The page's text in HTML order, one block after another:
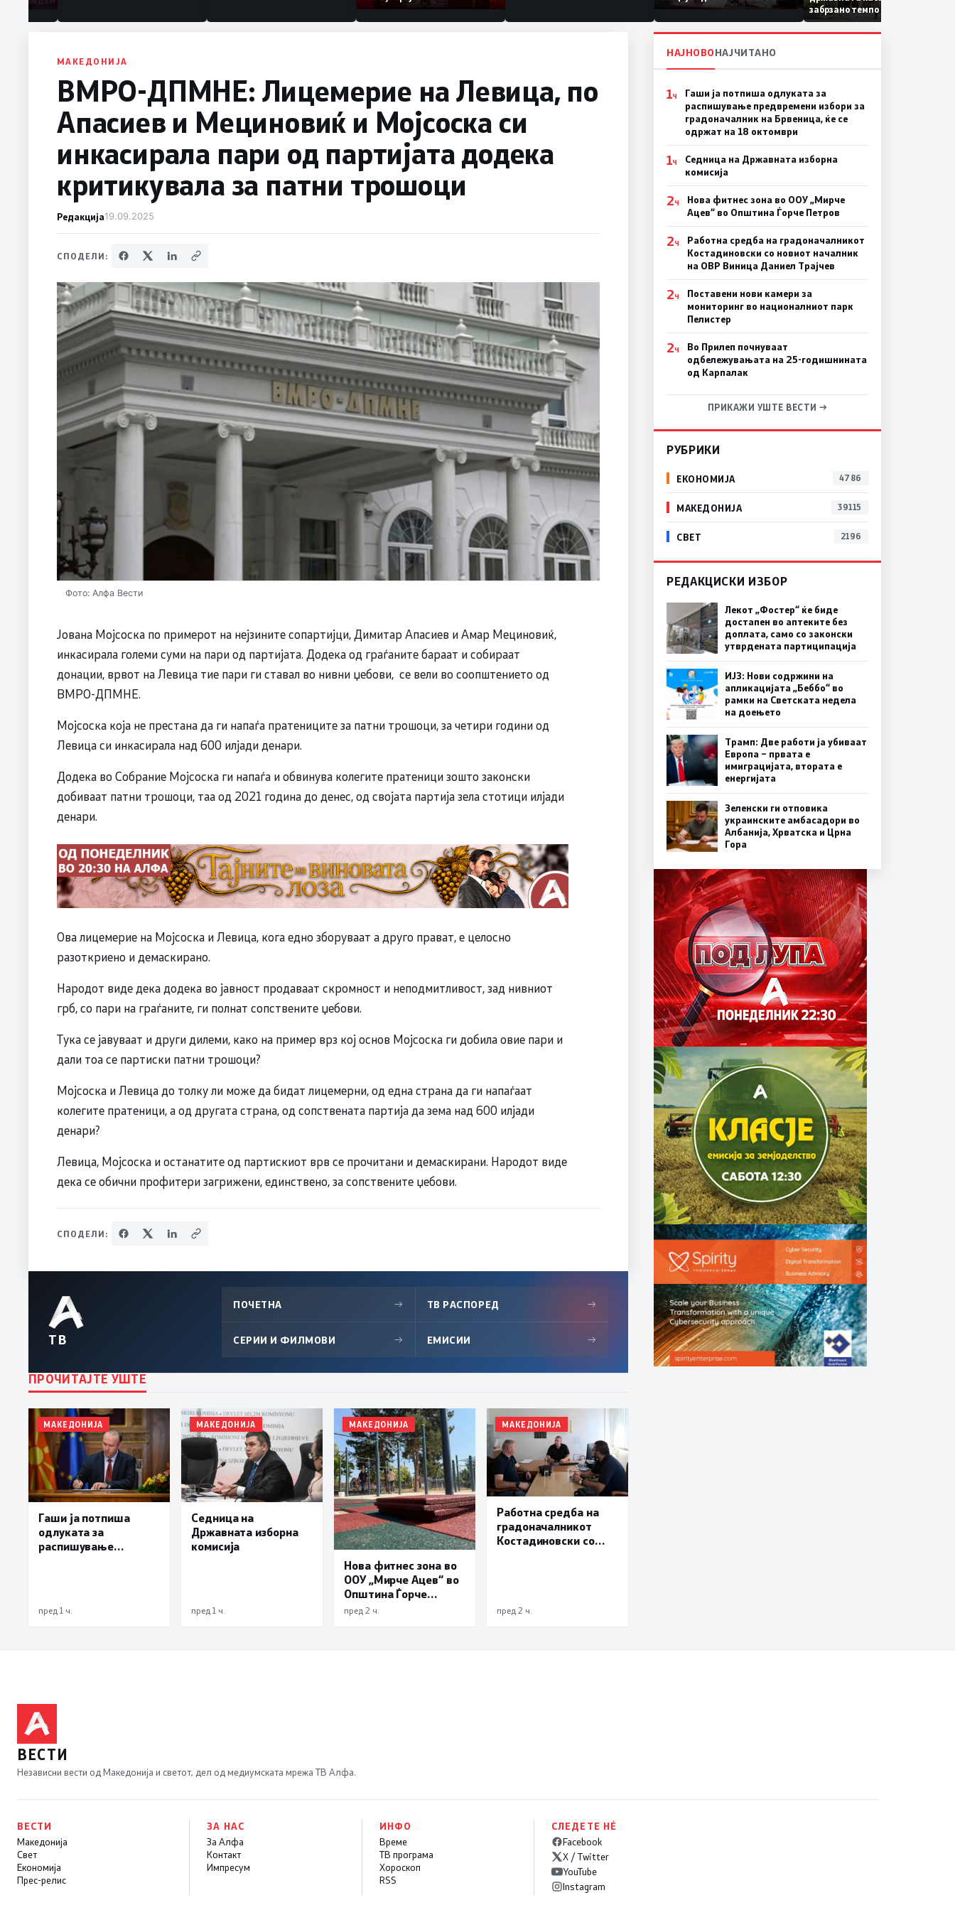
Коридор 8, Македонија
станува раскрсница на
Балканот
забрзано темпо
МАКЕДОНИЈА
ВМРО-ДПМНЕ: Лицемерие на Левица, по
Апасиев и Мециновиќ и Мојсоска си
инкасирала пари од партијата додека
критикувала за патни трошоци
Редакција19.09.2025
СПОДЕЛИ:
Фото: Алфа Вести
Јована Мојсоска по примерот на нејзините сопартијци, Димитар Апасиев и Амар Мециновиќ,
инкасирала големи суми на пари од партијата. Додека од граѓаните бараат и собираат
донации, врвот на Левица тие пари ги ставал во нивни џебови, се вели во соопштението од
ВМРО-ДПМНЕ.
Мојсоска која не престана да ги напаѓа пратениците за патни трошоци, за четири години од
Левица си инкасирала над 600 илјади денари.
Додека во Собрание Мојсоска ги напаѓа и обвинува колегите пратеници зошто законски
добиваат патни трошоци, таа од 2021 година до денес, од својата партија зела стотици илјади
денари.
Ова лицемерие на Мојсоска и Левица, кога едно зборуваат а друго прават, е целосно
разоткриено и демаскирано.
Народот виде дека додека во јавност продаваат скромност и неподмитливост, зад нивниот
грб, со пари на граѓаните, ги полнат сопствените џебови.
Тука се јавуваат и други дилеми, како на пример врз кој основ Мојсоска ги добила овие пари и
дали тоа се партиски патни трошоци?
Мојсоска и Левица до толку ли може да бидат лицемерни, од една страна да ги напаѓаат
колегите пратеници, а од другата страна, од сопствената партија да зема над 600 илјади
денари?
Левица, Мојсоска и останатите од партискиот врв се прочитани и демаскирани. Народот виде
дека се обични профитери загрижени, единствено, за сопствените џебови.
СПОДЕЛИ:
ТВ
ПОЧЕТНА → ТВ РАСПОРЕД →
СЕРИИ И ФИЛМОВИ → ЕМИСИИ →
ПРОЧИТАЈТЕ УШТЕ
МАКЕДОНИЈА
Гаши ја потпиша
одлуката за
распишување
октомври
пред 1 ч.
МАКЕДОНИЈА
Седница на
Државната изборна
комисија
пред 1 ч.
МАКЕДОНИЈА
Нова фитнес зона во
ООУ „Мирче Ацев“ во
Општина Ѓорче
Петров
пред 2 ч.
МАКЕДОНИЈА
Работна средба на
градоначалникот
Костадиновски со
пред 2 ч.
НАЈНОВОНАЈЧИТАНО
1Ч
Гаши ја потпиша одлуката за
распишување предвремени избори за
градоначалник на Брвеница, ќе се
одржат на 18 октомври
1Ч
Седница на Државната изборна
комисија
2Ч
Нова фитнес зона во ООУ „Мирче
Ацев“ во Општина Ѓорче Петров
2Ч
Работна средба на градоначалникот
Костадиновски со новиот началник
на ОВР Виница Даниел Трајчев
2Ч
Поставени нови камери за
мониторинг во националниот парк
Пелистер
2Ч
Во Прилеп почнуваат
одбележувањата на 25-годишнината
од Карпалак
ПРИКАЖИ УШТЕ ВЕСТИ →
РУБРИКИ
ЕКОНОМИЈА 4786
МАКЕДОНИЈА 39115
СВЕТ 2196
РЕДАКЦИСКИ ИЗБОР
Лекот „Фостер“ ќе биде
достапен во аптеките без
доплата, само со законски
утврдената партиципација
ИЈЗ: Нови содржини на
апликацијата „Беббо“ во
рамки на Светската недела
на доењето
Трамп: Две работи ја убиваат
Европа – првата е
имиграцијата, втората е
енергијата
Зеленски ги отповика
украинските амбасадори во
Албанија, Хрватска и Црна
Гора
ВЕСТИ
Независни вести од Македонија и светот, дел од медиумската мрежа ТВ Алфа.
ВЕСТИ
Македонија
Свет
Економија
Прес-релис
ЗА НАС
За Алфа
Контакт
Импресум
ИНФО
Време
ТВ програма
Хороскоп
RSS
СЛЕДЕТЕ НÉ
Facebook
X / Twitter
YouTube
Instagram